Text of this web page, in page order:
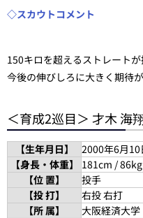
◇スカウトコメント
150キロを超えるストレートが
今後の伸びしろに大きく期待
＜育成2巡目＞ 才木 海
【生年月日】
2000年6月10
【身長・体重】
181cm / 86kg
【位 置】
投手
【投 打】
右投 右打
【所 属】
大阪経済大学